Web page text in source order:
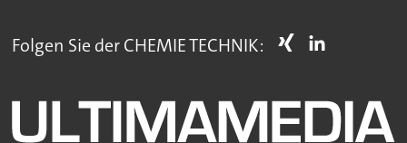
Folgen Sie der CHEMIE TECHNIK: